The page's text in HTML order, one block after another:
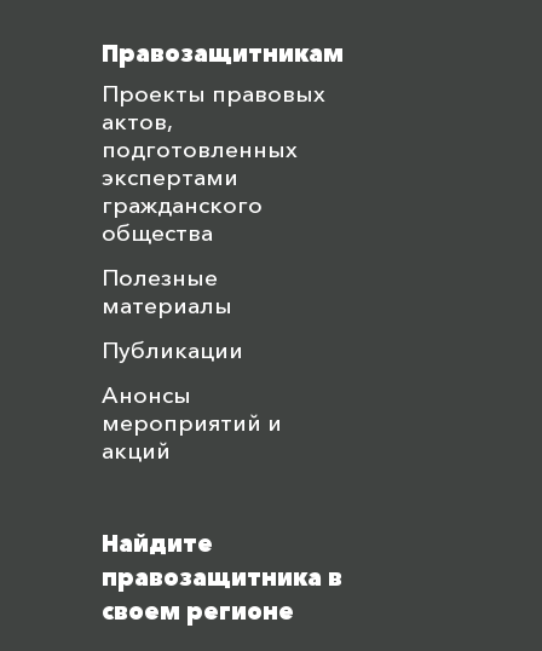
Правозащитникам
Проекты правовых
актов,
подготовленных
экспертами
гражданского
общества
Полезные
материалы
Публикации
Анонсы
мероприятий и
акций
Найдите
правозащитника в
своем регионе